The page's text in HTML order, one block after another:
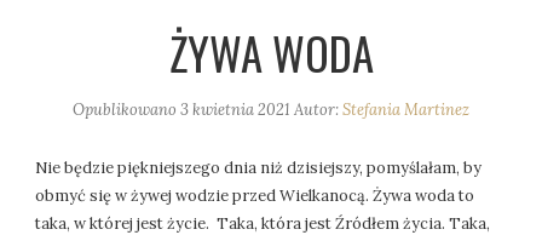
ŻYWA WODA
Opublikowano 3 kwietnia 2021 Autor:Stefania Martinez
Nie będzie piękniejszego dnia niż dzisiejszy, pomyślałam, by
obmyć się w żywej wodzie przed Wielkanocą. Żywa woda to
taka, w której jest życie. Taka, która jest Źródłem życia. Taka,